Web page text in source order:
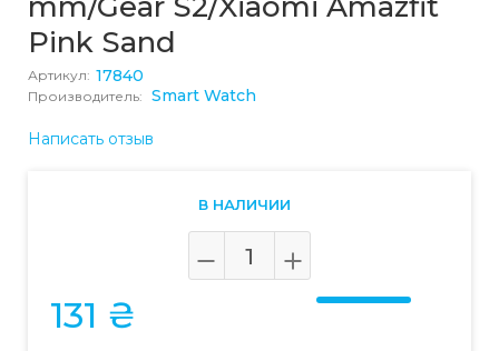
Pink Sand
Артикул: 17840
Производитель: Smart Watch
Написать отзыв
В НАЛИЧИИ
131 ₴